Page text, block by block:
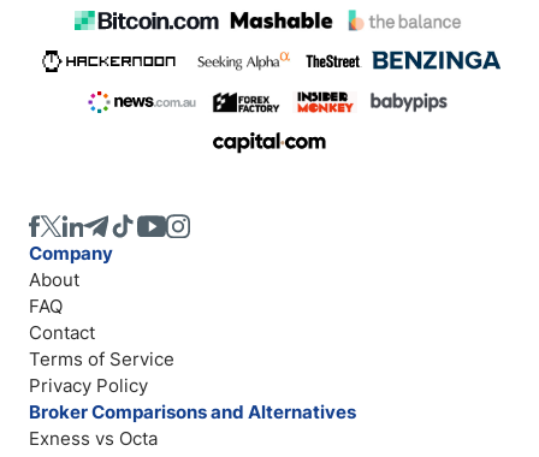
Company
About
FAQ
Contact
Terms of Service
Privacy Policy
Broker Comparisons and Alternatives
Exness vs Octa